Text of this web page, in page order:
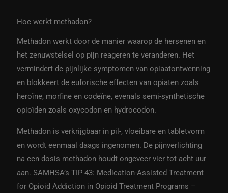
Hoe werkt methadon?
Methadon werkt door de manier waarop de hersenen en
het zenuwstelsel op pijn reageren te veranderen. Het
vermindert de pijnlijke symptomen van opiaatontwenning
en blokkeert de euforische effecten van opiaten zoals
heroïne, morfine en codeïne, evenals semi-synthetische
opioïden zoals oxycodon en hydrocodon.
Methadon is verkrijgbaar in pil-, vloeibare en tabletvorm
en wordt eenmaal daags ingenomen. De pijnverlichting
na een dosis methadon houdt ongeveer vier tot acht uur
aan. SAMHSA’s TIP 43: Medication-Assisted Treatment
for Opioid Addiction in Opioid Treatment Programs –